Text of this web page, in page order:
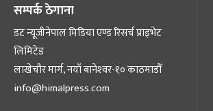
सम्पर्क ठेगाना
डट न्यूजीनेपाल मिडिया एण्ड रिसर्च प्राइभेट
लिमिटेड
लाखेचौर मार्ग, नयाँ बानेश्‍वर-१० काठमाडौँ
info@himalpress.com